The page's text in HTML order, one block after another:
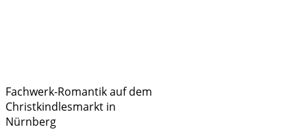
Fachwerk-Romantik auf dem
Christkindlesmarkt in
Nürnberg